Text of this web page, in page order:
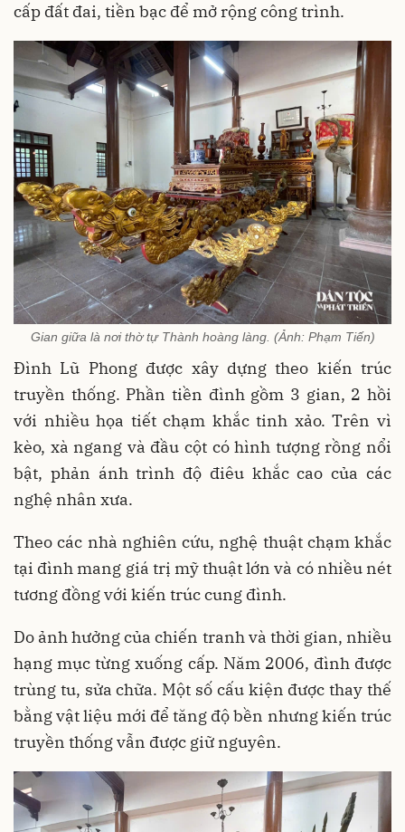
cấp đất đai, tiền bạc để mở rộng công trình.
Gian giữa là nơi thờ tự Thành hoàng làng. (Ảnh: Phạm Tiến)
Đình Lũ Phong được xây dựng theo kiến trúc
truyền thống. Phần tiền đình gồm 3 gian, 2 hồi
với nhiều họa tiết chạm khắc tinh xảo. Trên vì
kèo, xà ngang và đầu cột có hình tượng rồng nổi
bật, phản ánh trình độ điêu khắc cao của các
nghệ nhân xưa.
Theo các nhà nghiên cứu, nghệ thuật chạm khắc
tại đình mang giá trị mỹ thuật lớn và có nhiều nét
tương đồng với kiến trúc cung đình.
Do ảnh hưởng của chiến tranh và thời gian, nhiều
hạng mục từng xuống cấp. Năm 2006, đình được
trùng tu, sửa chữa. Một số cấu kiện được thay thế
bằng vật liệu mới để tăng độ bền nhưng kiến trúc
truyền thống vẫn được giữ nguyên.